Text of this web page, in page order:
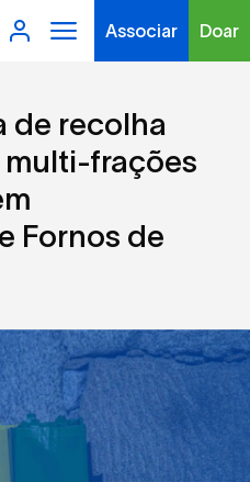
Associar Doar
de recolha
frações
Fornos de